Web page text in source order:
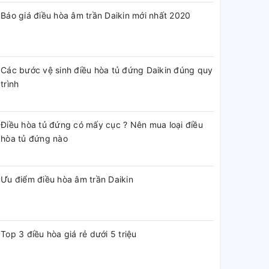
Báo giá điều hòa âm trần Daikin mới nhất 2020
Các bước vệ sinh điều hòa tủ đứng Daikin đúng quy
trình
Điều hòa tủ đứng có mấy cục ? Nên mua loại điều
hòa tủ đứng nào
Ưu điểm điều hòa âm trần Daikin
Top 3 điều hòa giá rẻ dưới 5 triệu